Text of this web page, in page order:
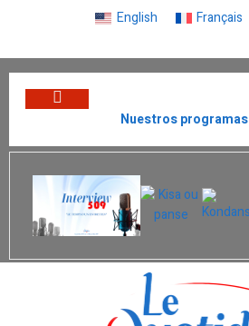
English Français
Nuestros programas